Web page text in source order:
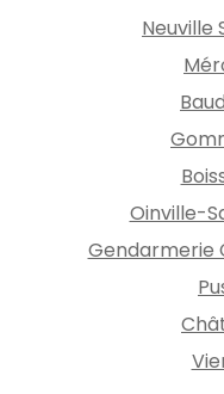
Neuville
Oinville-
Gendarmerie